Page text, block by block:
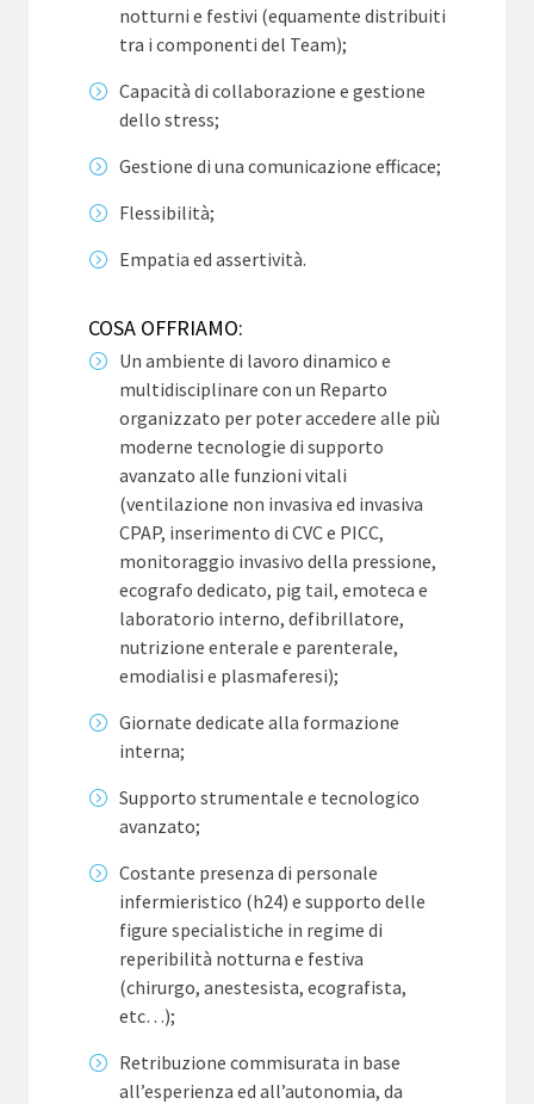
notturni e festivi (equamente distribuiti
tra i componenti del Team);
Capacità di collaborazione e gestione
dello stress;
Gestione di una comunicazione efficace;
Flessibilità;
Empatia ed assertività.
COSA OFFRIAMO:
Un ambiente di lavoro dinamico e
multidisciplinare con un Reparto
organizzato per poter accedere alle più
moderne tecnologie di supporto
avanzato alle funzioni vitali
(ventilazione non invasiva ed invasiva
CPAP, inserimento di CVC e PICC,
monitoraggio invasivo della pressione,
ecografo dedicato, pig tail, emoteca e
laboratorio interno, defibrillatore,
nutrizione enterale e parenterale,
emodialisi e plasmaferesi);
Giornate dedicate alla formazione
interna;
Supporto strumentale e tecnologico
avanzato;
Costante presenza di personale
infermieristico (h24) e supporto delle
figure specialistiche in regime di
reperibilità notturna e festiva
(chirurgo, anestesista, ecografista,
etc…);
Retribuzione commisurata in base
all’esperienza ed all’autonomia, da